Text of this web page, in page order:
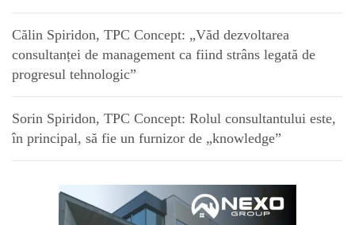
Călin Spiridon, TPC Concept: „Văd dezvoltarea
consultanței de management ca fiind strâns legată de
progresul tehnologic”
Sorin Spiridon, TPC Concept: Rolul consultantului este,
în principal, să fie un furnizor de „knowledge”